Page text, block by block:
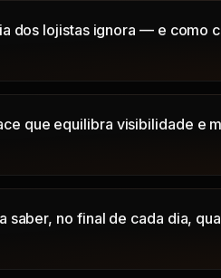
dos lojistas ignora — e como
que equilibra visibilidade e
saber, no final de cada dia,